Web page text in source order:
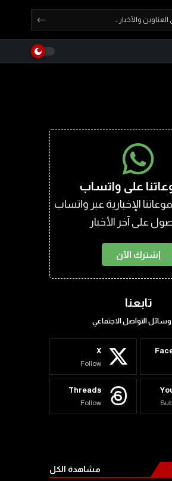
على واتساب
الإخبارية عبر واتساب
على آخر الأخبار
إشترك الآن
تابعنا
التواصل الاجتماعي
X
Follow
Threads
Follow
مشاهدة الكل